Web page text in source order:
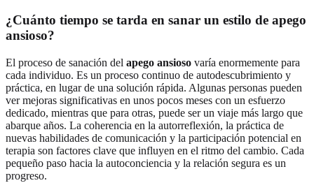
¿Cuánto tiempo se tarda en sanar un estilo de apego
ansioso?
El proceso de sanación del apego ansioso varía enormemente para
cada individuo. Es un proceso continuo de autodescubrimiento y
práctica, en lugar de una solución rápida. Algunas personas pueden
ver mejoras significativas en unos pocos meses con un esfuerzo
dedicado, mientras que para otras, puede ser un viaje más largo que
abarque años. La coherencia en la autorreflexión, la práctica de
nuevas habilidades de comunicación y la participación potencial en
terapia son factores clave que influyen en el ritmo del cambio. Cada
pequeño paso hacia la autoconciencia y la relación segura es un
progreso.